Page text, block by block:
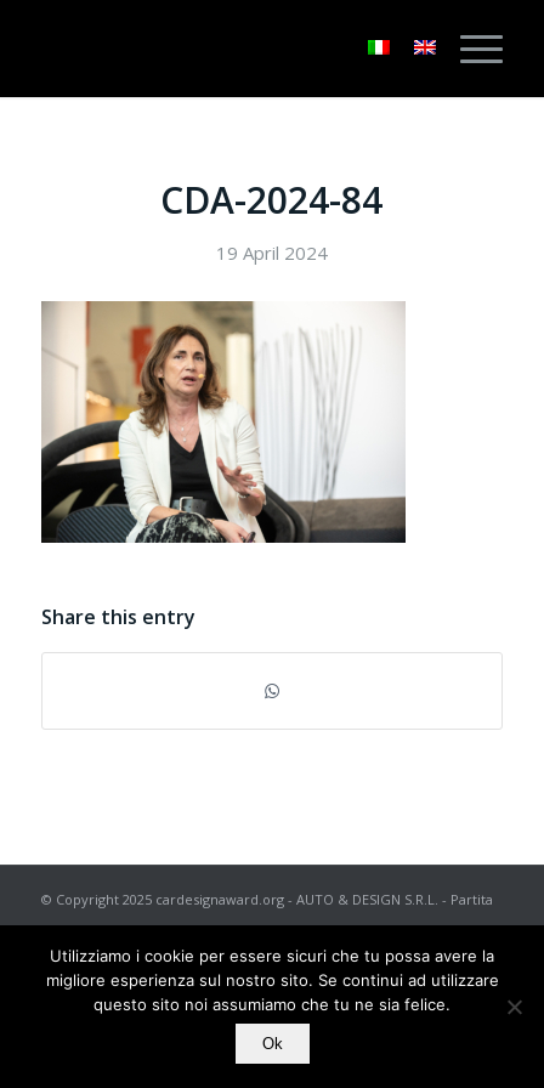
CDA-2024-84
19 April 2024
Share this entry
© Copyright 2025 cardesignaward.org - AUTO & DESIGN S.R.L. - Partita
I.V.A. IT02433250012 - REA n. 557672 C.C.I.A.A. di Torino - Capitale
Sociale € 50.000 i.v. - Powered byTosoLab
Utilizziamo i cookie per essere sicuri che tu possa avere la
migliore esperienza sul nostro sito. Se continui ad utilizzare
questo sito noi assumiamo che tu ne sia felice.
Ok